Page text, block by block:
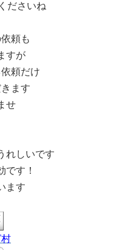
ださいね
頼も
すが
頼だけ
ます
せ
れしいです
です！
ます